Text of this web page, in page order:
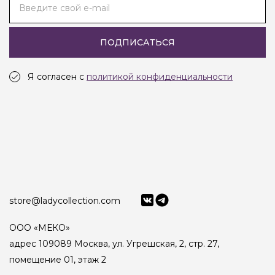
Введите свой e-mail
ПОДПИСАТЬСЯ
Я согласен с политикой конфиденциальности
store@ladycollection.com
ООО «МЕКО»
адрес 109089 Москва, ул. Угрешская, 2, стр. 27,
помещение 01, этаж 2